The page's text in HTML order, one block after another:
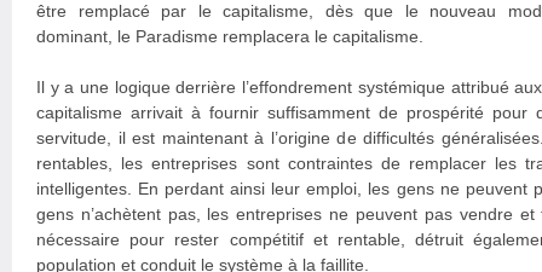
être remplacé par le capitalisme, dès que le nouveau
dominant, le Paradisme remplacera le capitalisme.
Il y a une logique derrière l’effondrement systémique attribué
capitalisme arrivait à fournir suffisamment de prospérité pour
servitude, il est maintenant à l’origine de difficultés
rentables, les entreprises sont contraintes de remplacer les
intelligentes. En perdant ainsi leur emploi, les gens ne peuvent
gens n’achètent pas, les entreprises ne peuvent pas vendre et
nécessaire pour rester compétitif et rentable, détruit
population et conduit le système à la faillite.